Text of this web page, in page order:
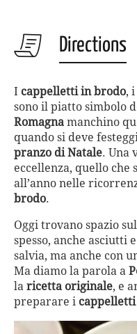
Directions
I cappelletti in brodo,
sono il piatto simbolo
Romagna manchino
quando si deve
pranzo di Natale. Una
eccellenza, quello che
all’anno nelle
brodo.
Oggi trovano spazio
spesso, anche asciutti
salvia, ma anche con
Ma diamo la parola a
la ricetta originale, e
preparare i